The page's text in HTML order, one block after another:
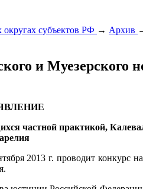
субъектов РФ → Архив
и Муезерского
частной практикой,
2013 г. проводит конкурс